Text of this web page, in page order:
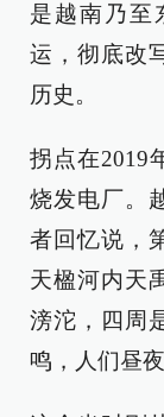
是越南乃至
运，彻底改
历史。
拐点在2019
烧发电厂。
者回忆说，
天楹河内天
滂沱，四周
鸣，人们昼